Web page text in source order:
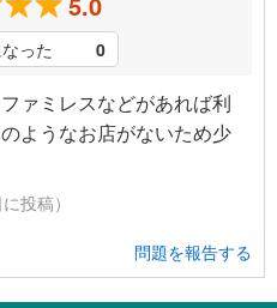
った 0
ァミレスなどがあれば利
ようなお店がないため少
投稿）
問題を報告する